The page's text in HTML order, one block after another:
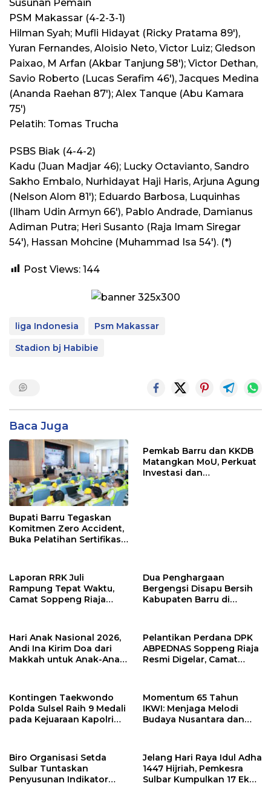
Susunan Pemain
PSM Makassar (4-2-3-1)
Hilman Syah; Mufli Hidayat (Ricky Pratama 89′),
Yuran Fernandes, Aloisio Neto, Victor Luiz; Gledson
Paixao, M Arfan (Akbar Tanjung 58′); Victor Dethan,
Savio Roberto (Lucas Serafim 46′), Jacques Medina
(Ananda Raehan 87′); Alex Tanque (Abu Kamara
75′)
Pelatih: Tomas Trucha
PSBS Biak (4-4-2)
Kadu (Juan Madjar 46); Lucky Octavianto, Sandro
Sakho Embalo, Nurhidayat Haji Haris, Arjuna Agung
(Nelson Alom 81′); Eduardo Barbosa, Luquinhas
(Ilham Udin Armyn 66′), Pablo Andrade, Damianus
Adiman Putra; Heri Susanto (Raja Imam Siregar
54′), Hassan Mohcine (Muhammad Isa 54′). (*)
Post Views: 144
liga Indonesia
Psm Makassar
Stadion bj Habibie
Baca Juga
Bupati Barru Tegaskan
Komitmen Zero Accident,
Buka Pelatihan Sertifikasi
Pemkab Barru dan KKDB
Matangkan MoU, Perkuat
Investasi dan
Laporan RRK Juli
Rampung Tepat Waktu,
Camat Soppeng Riaja
Dua Penghargaan
Bergengsi Disapu Bersih
Kabupaten Barru di
Hari Anak Nasional 2026,
Andi Ina Kirim Doa dari
Makkah untuk Anak-Anak
Pelantikan Perdana DPK
ABPEDNAS Soppeng Riaja
Resmi Digelar, Camat
Kontingen Taekwondo
Polda Sulsel Raih 9 Medali
pada Kejuaraan Kapolri
Momentum 65 Tahun
IKWI: Menjaga Melodi
Budaya Nusantara dan
Biro Organisasi Setda
Sulbar Tuntaskan
Penyusunan Indikator
Jelang Hari Raya Idul Adha
1447 Hijriah, Pemkesra
Sulbar Kumpulkan 17 Ekor